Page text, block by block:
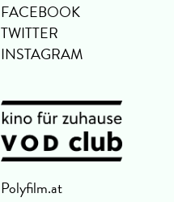
FACEBOOK
TWITTER
INSTAGRAM
Polyfilm.at